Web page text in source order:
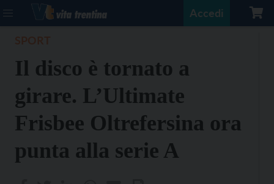
Accedi
Il disco è tornato a
girare. L’Ultimate
Frisbee Oltrefersina ora
punta alla serie A